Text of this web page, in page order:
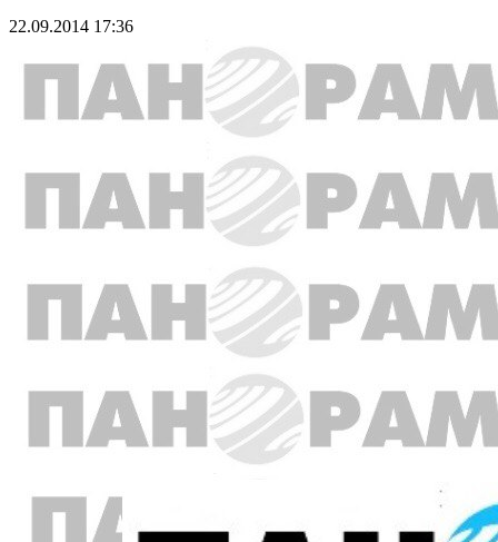
22.09.2014 17:36